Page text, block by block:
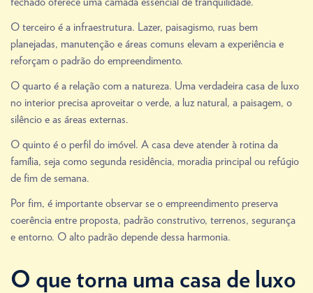
O terceiro é a infraestrutura. Lazer, paisagismo, ruas bem
planejadas, manutenção e áreas comuns elevam a experiência e
reforçam o padrão do empreendimento.
O quarto é a relação com a natureza. Uma verdadeira casa de luxo
no interior precisa aproveitar o verde, a luz natural, a paisagem, o
silêncio e as áreas externas.
O quinto é o perfil do imóvel. A casa deve atender à rotina da
família, seja como segunda residência, moradia principal ou refúgio
de fim de semana.
Por fim, é importante observar se o empreendimento preserva
coerência entre proposta, padrão construtivo, terrenos, segurança
e entorno. O alto padrão depende dessa harmonia.
O que torna uma casa de luxo